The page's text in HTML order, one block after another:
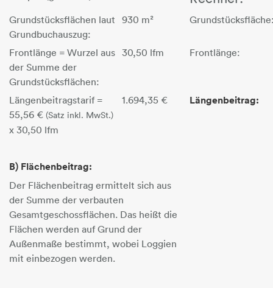
Grundstücksflächen laut
Grundbuchauszug:
930 m²
Frontlänge = Wurzel aus
der Summe der
Grundstücksflächen:
30,50 lfm Frontlänge:
Längenbeitragstarif =
55,56 € (Satz inkl. MwSt.)
x 30,50 lfm
1.694,35 € Längenbeitrag:
B) Flächenbeitrag:
Der Flächenbeitrag ermittelt sich aus
der Summe der verbauten
Gesamtgeschossflächen. Das heißt die
Flächen werden auf Grund der
Außenmaße bestimmt, wobei Loggien
mit einbezogen werden.